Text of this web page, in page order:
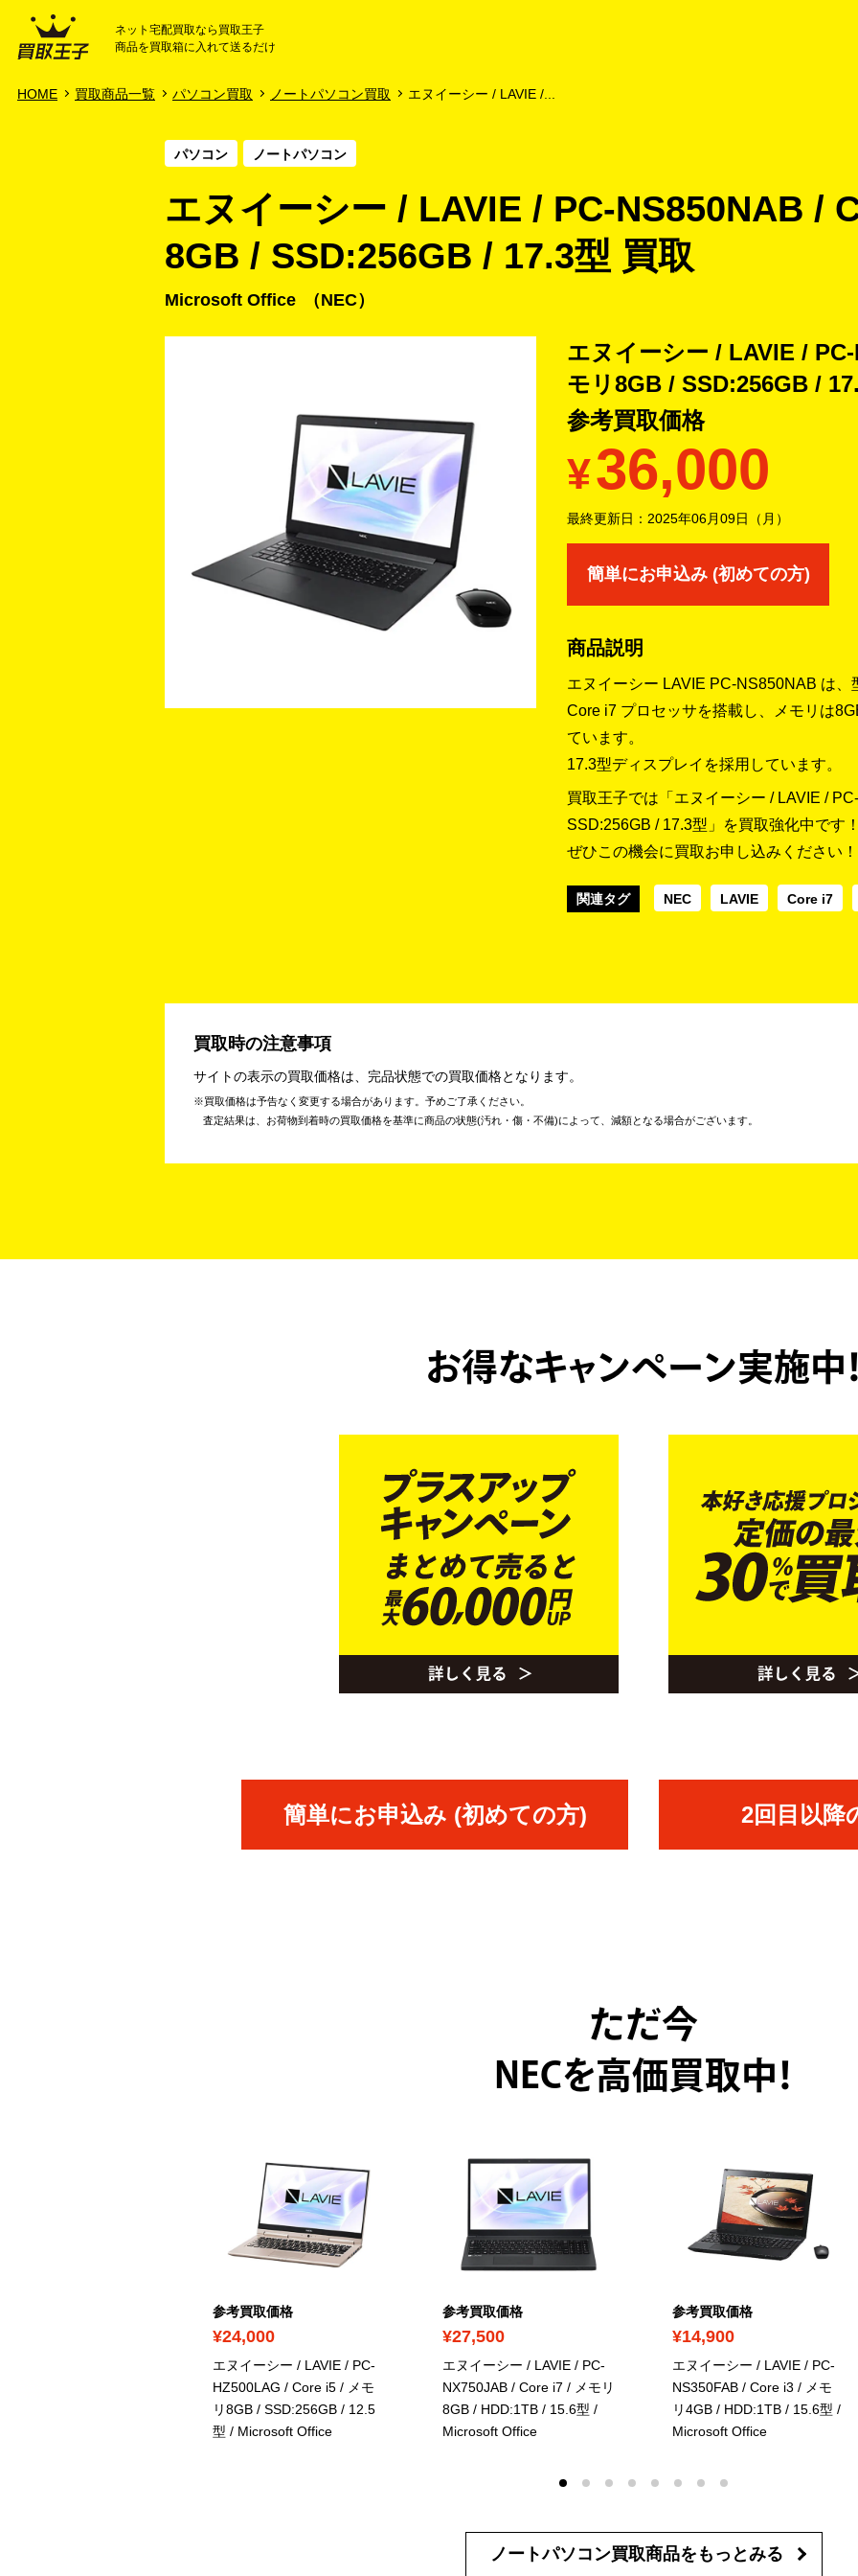
HOME
ネット宅配買取なら買取王子
商品を買取箱に入れて送るだけ
HOME 買取商品一覧 パソコン買取 ノートパソコン買取 エヌイーシー / LAVIE /...
パソコン ノートパソコン
エヌイーシー / LAVIE / PC-NS850NAB /
8GB / SSD:256GB / 17.3型 買取
Microsoft Office NEC
エヌイーシー / LAVIE /
モリ8GB / SSD:256GB /
参考買取価格
¥36,000
最終更新日： 2025年06月09日（月）
簡単にお申込み (初めての方)
商品説明
エヌイーシー LAVIE PC-NS850NAB は
Core i7 プロセッサを搭載し、メモリは
ています。
17.3型ディスプレイを採用しています。
買取王子では「エヌイーシー / LAVIE /
SSD:256GB / 17.3型」を買取強化中です
ぜひこの機会に買取お申し込みください！
関連タグ NEC LAVIE Core i7
買取時の注意事項
サイトの表示の買取価格は、完品状態での買取価格となります。
買取価格は予告なく変更する場合があります。予めご了承ください。
査定結果は、お荷物到着時の買取価格を基準に商品の状態(汚れ・傷・不備)によって、減額となる場合がございます。
お得なキャンペーン実施中
簡単にお申込み (初めての方) 2回目以降
ただ今
NECを高価買取中！
参考買取価格
¥24,000
エヌイーシー / LAVIE / PC-
HZ500LAG / Core i5 / メモ
リ8GB / SSD:256GB / 12.5
型 / Microsoft Office
参考買取価格
¥27,500
エヌイーシー / LAVIE / PC-
NX750JAB / Core i7 / メモリ
8GB / HDD:1TB / 15.6型 /
Microsoft Office
参考買取価格
¥14,900
エヌイーシー / LAVIE / PC-
NS350FAB / Core i3 / メモ
リ4GB / HDD:1TB / 15.6型 /
Microsoft Office
ノートパソコン買取商品を もっとみる